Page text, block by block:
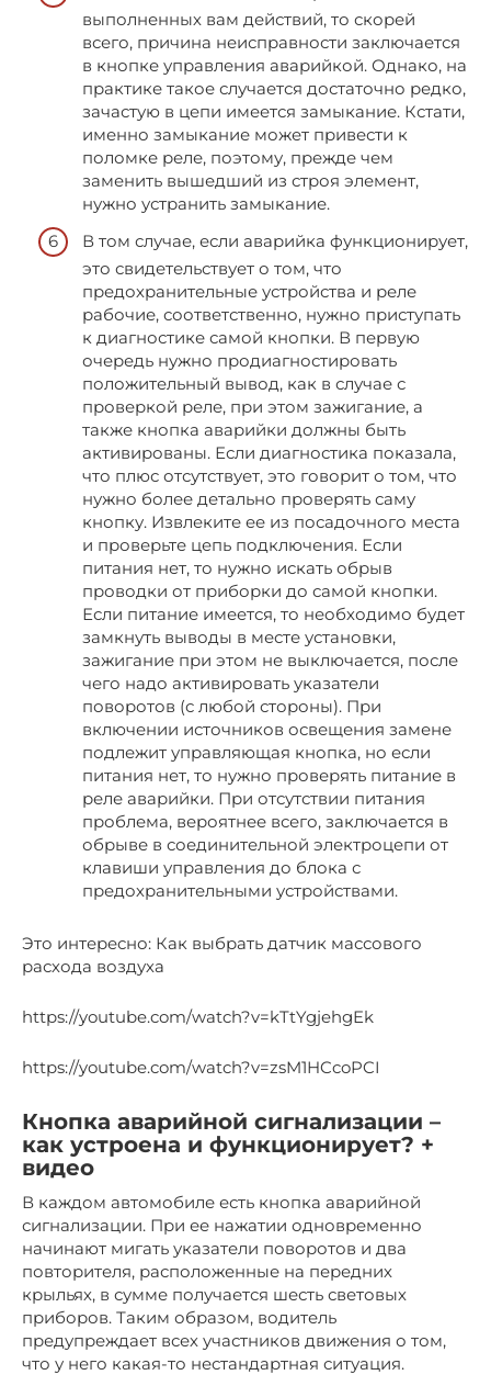
выполненных вам действий, то скорей
всего, причина неисправности заключается
в кнопке управления аварийкой. Однако, на
практике такое случается достаточно редко,
зачастую в цепи имеется замыкание. Кстати,
именно замыкание может привести к
поломке реле, поэтому, прежде чем
заменить вышедший из строя элемент,
нужно устранить замыкание.
В том случае, если аварийка функционирует,
это свидетельствует о том, что
предохранительные устройства и реле
рабочие, соответственно, нужно приступать
к диагностике самой кнопки. В первую
очередь нужно продиагностировать
положительный вывод, как в случае с
проверкой реле, при этом зажигание, а
также кнопка аварийки должны быть
активированы. Если диагностика показала,
что плюс отсутствует, это говорит о том, что
нужно более детально проверять саму
кнопку. Извлеките ее из посадочного места
и проверьте цепь подключения. Если
питания нет, то нужно искать обрыв
проводки от приборки до самой кнопки.
Если питание имеется, то необходимо будет
замкнуть выводы в месте установки,
зажигание при этом не выключается, после
чего надо активировать указатели
поворотов (с любой стороны). При
включении источников освещения замене
подлежит управляющая кнопка, но если
питания нет, то нужно проверять питание в
реле аварийки. При отсутствии питания
проблема, вероятнее всего, заключается в
обрыве в соединительной электроцепи от
клавиши управления до блока с
предохранительными устройствами.
Это интересно: Как выбрать датчик массового
расхода воздуха
https://youtube.com/watch?v=kTtYgjehgEk
https://youtube.com/watch?v=zsM1HCcoPCI
Кнопка аварийной сигнализации –
как устроена и функционирует? +
видео
В каждом автомобиле есть кнопка аварийной
сигнализации. При ее нажатии одновременно
начинают мигать указатели поворотов и два
повторителя, расположенные на передних
крыльях, в сумме получается шесть световых
приборов. Таким образом, водитель
предупреждает всех участников движения о том,
что у него какая-то нестандартная ситуация.